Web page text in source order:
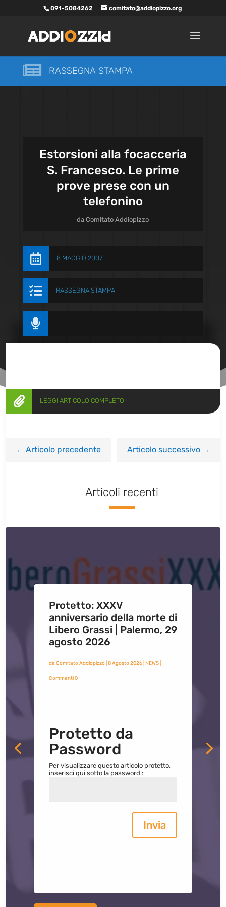
091-5084262 comitato@addiopizzo.org
 RASSEGNA STAMPA
Estorsioni alla focacceria
S. Francesco. Le prime
prove prese con un
telefonino
daComitato Addiopizzo
 8 MAGGIO 2007
 RASSEGNA STAMPA

 LEGGI ARTICOLO COMPLETO
←Articolo precedente Articolo successivo→
Articoli recenti
Protetto: XXXV
anniversario della morte di
Libero Grassi | Palermo, 29
agosto 2026
da Comitato Addiopizzo| 8 Agosto 2026| NEWS|
Commenti 0
Protetto da
Password
Per visualizzare questo articolo protetto,
inserisci qui sotto la password :
Invia